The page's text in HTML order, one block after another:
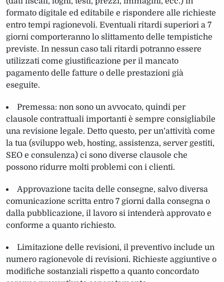
formato digitale ed editabile e rispondere alle richieste
entro tempi ragionevoli. Eventuali ritardi superiori a 7
giorni comporteranno lo slittamento delle tempistiche
previste. In nessun caso tali ritardi potranno essere
utilizzati come giustificazione per il mancato
pagamento delle fatture o delle prestazioni già
eseguite.
Premessa: non sono un avvocato, quindi per
clausole contrattuali importanti è sempre consigliabile
una revisione legale. Detto questo, per un’attività come
la tua (sviluppo web, hosting, assistenza, server gestiti,
SEO e consulenza) ci sono diverse clausole che
possono ridurre molti problemi con i clienti.
Approvazione tacita delle consegne, salvo diversa
comunicazione scritta entro 7 giorni dalla consegna o
dalla pubblicazione, il lavoro si intenderà approvato e
conforme a quanto richiesto.
Limitazione delle revisioni, il preventivo include un
numero ragionevole di revisioni. Richieste aggiuntive o
modifiche sostanziali rispetto a quanto concordato